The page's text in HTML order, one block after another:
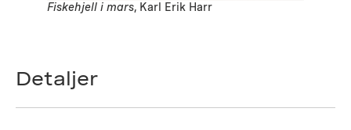
Fiskehjell i mars, Karl Erik Harr
Detaljer